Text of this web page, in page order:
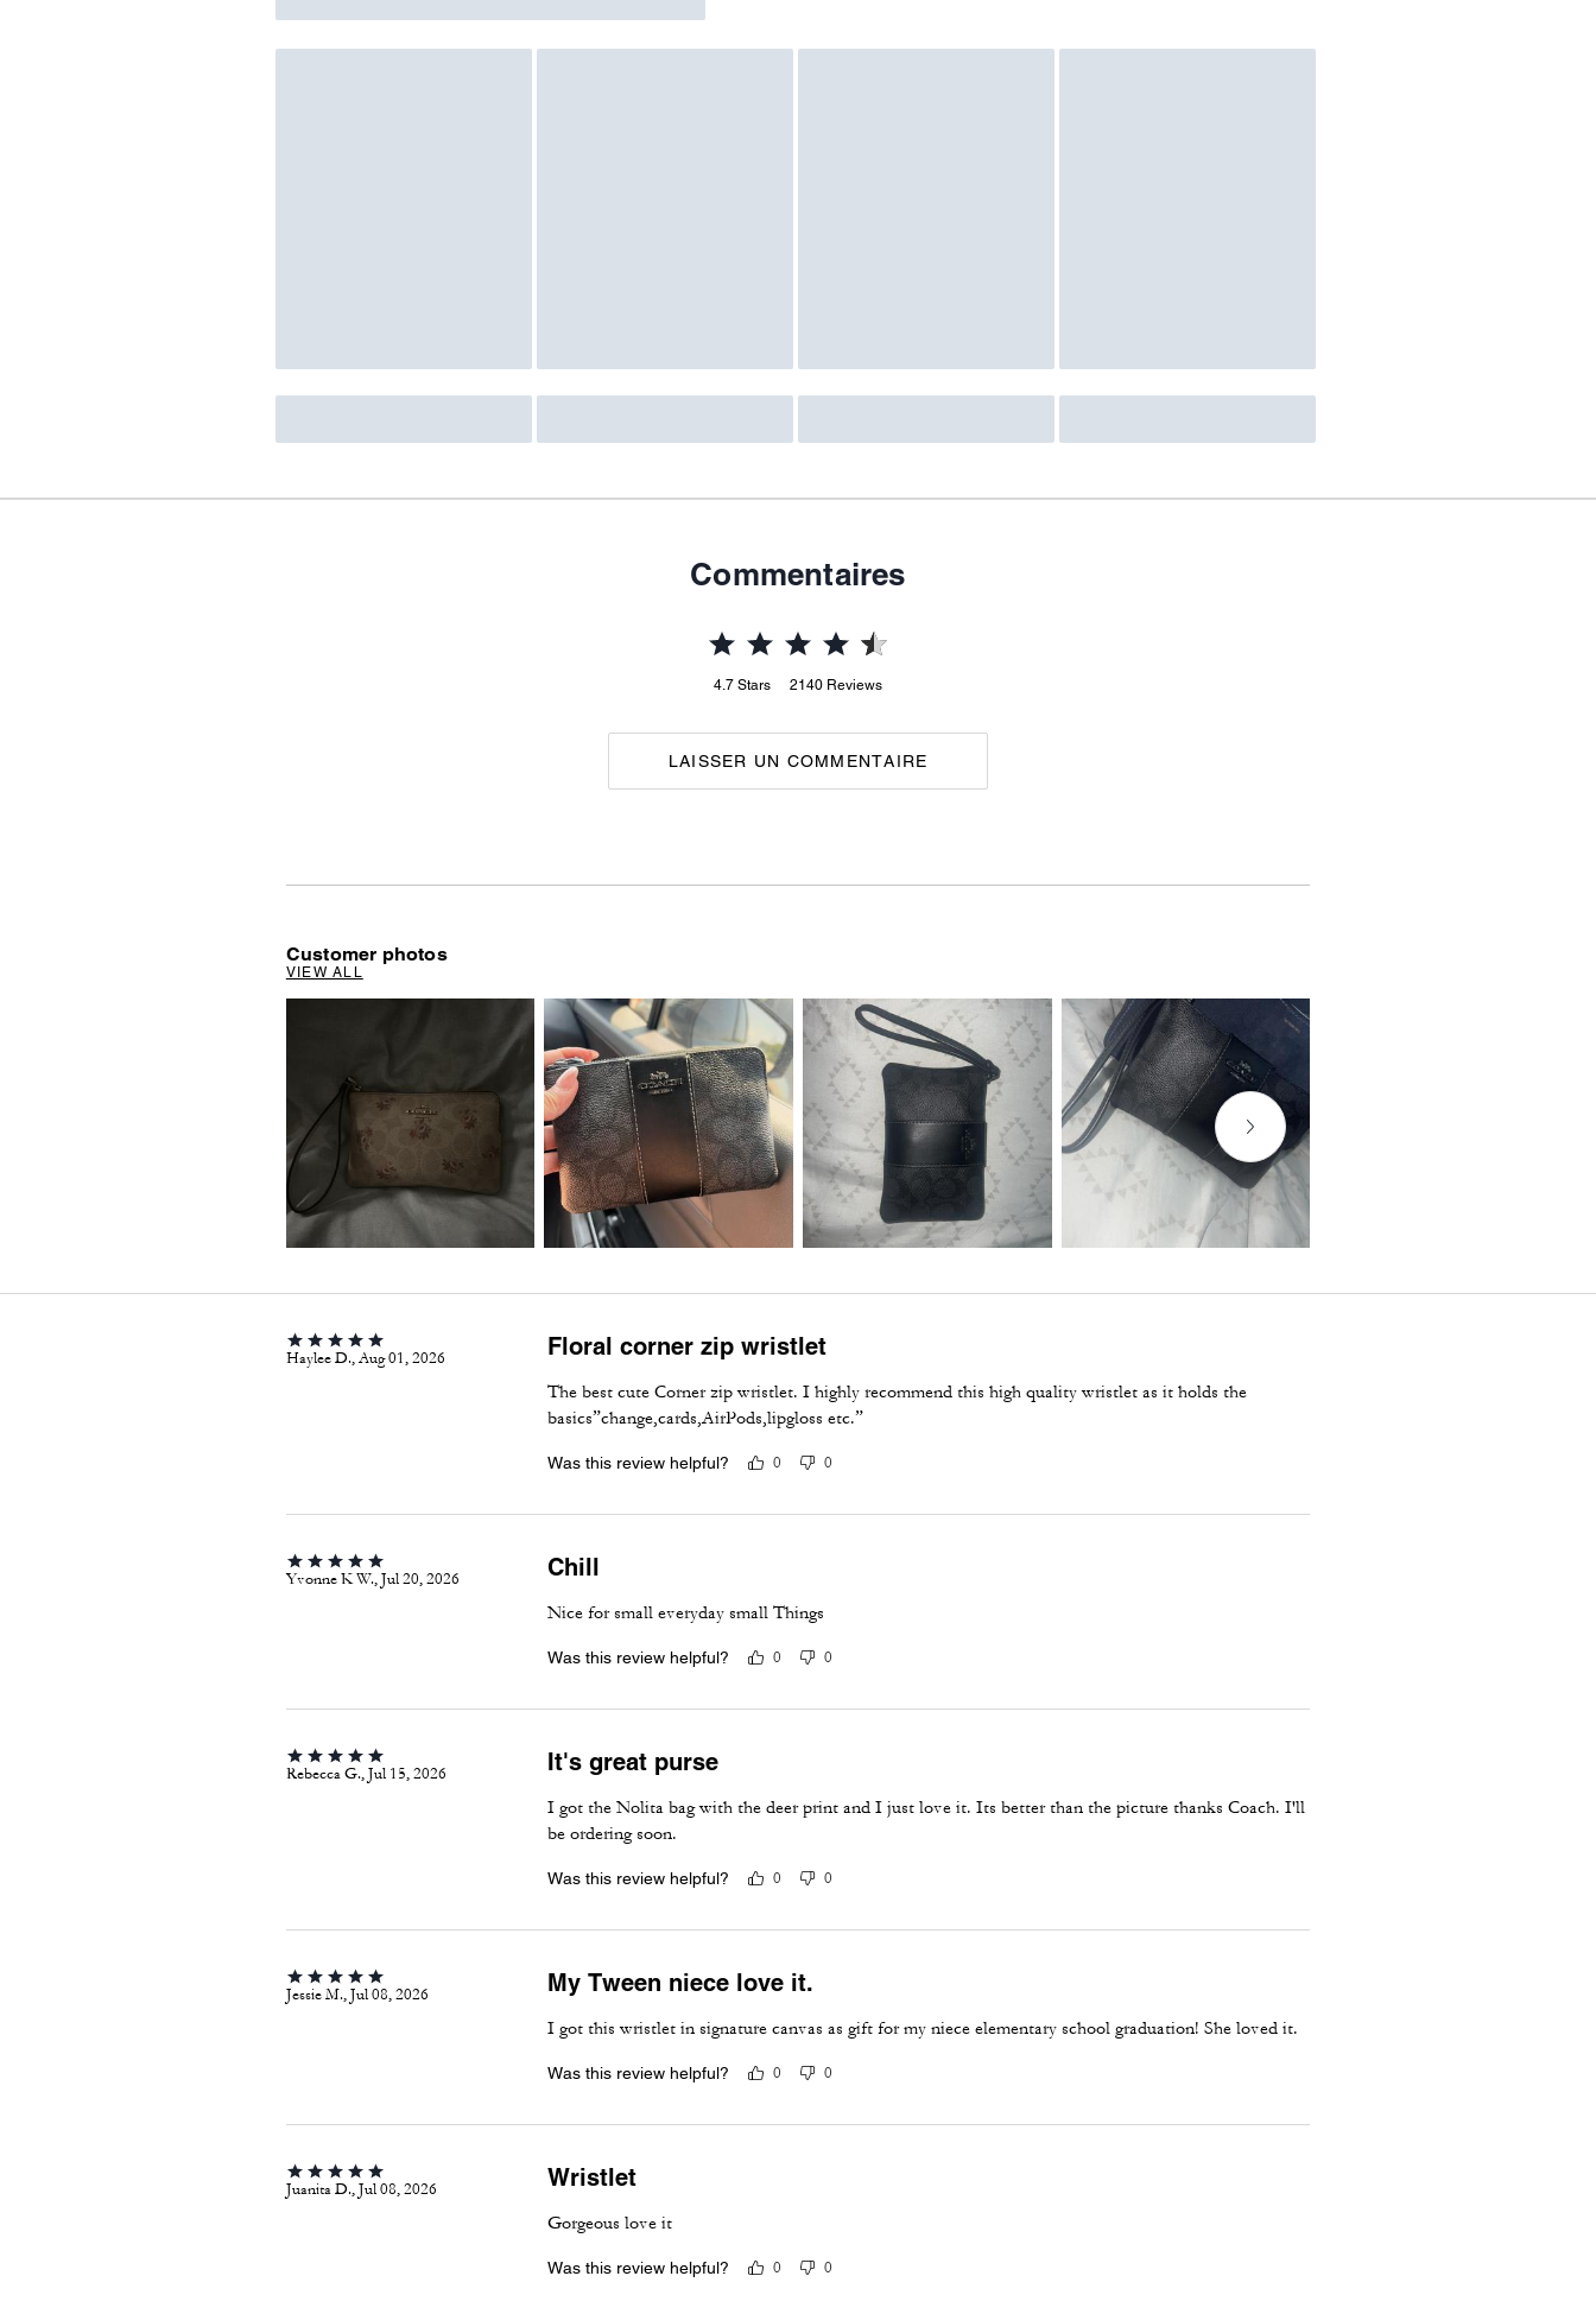
Commentaires
4.7 Stars 2140 Reviews
LAISSER UN COMMENTAIRE
Customer photos
VIEW ALL
Haylee D., Aug 01, 2026 Floral corner zip wristlet
The best cute Corner zip wristlet. I highly recommend this high quality wristlet as it holds the
basics”change,cards,AirPods,lipgloss etc.”
Was this review helpful? 0 0
Yvonne K W., Jul 20, 2026 Chill
Nice for small everyday small Things
Was this review helpful? 0 0
Rebecca G., Jul 15, 2026 It's great purse
I got the Nolita bag with the deer print and I just love it. Its better than the picture thanks Coach. I'll
be ordering soon.
Was this review helpful? 0 0
Jessie M., Jul 08, 2026 My Tween niece love it.
I got this wristlet in signature canvas as gift for my niece elementary school graduation! She loved it.
Was this review helpful? 0 0
Juanita D., Jul 08, 2026 Wristlet
Gorgeous love it
Was this review helpful? 0 0